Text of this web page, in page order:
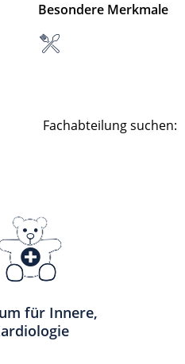
Besondere Merkmale
Fachabteilung suchen:
für Innere,